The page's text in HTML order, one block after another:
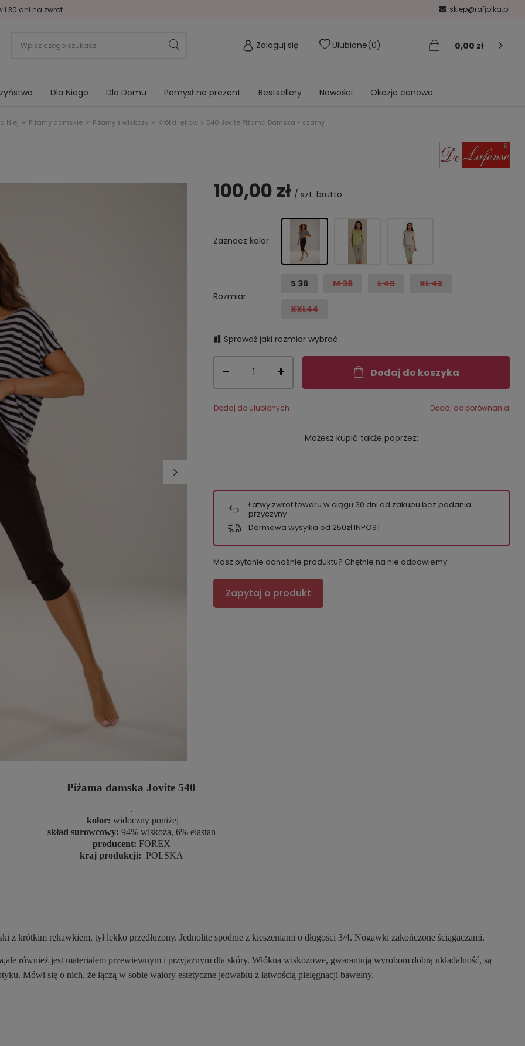
I 30 dni na zwrot sklep@rafjolka.pl
Zaloguj się Ulubione 0 0,00 zł
Dla Niego Dla Domu Pomysł na prezent Bestsellery Nowości Okazje cenowe
Niej Piżamy damskie Piżamy z wiskozy Krótki rękaw 540 Jovite Piżama Damska - czarny
100,00 zł / szt. brutto
Zaznacz kolor
Rozmiar
S 36 M 38 L 40 XL 42
XXL44
Sprawdź jaki rozmiar wybrać.
Dodaj do koszyka
Dodaj do ulubionych Dodaj do porównania
Możesz kupić także poprzez:
Łatwy zwrot towaru w ciągu 30 dni od zakupu bez podania
przyczyny
Darmowa wysyłka od 250zł INPOST
Masz pytanie odnośnie produktu? Chętnie na nie odpowiemy.
Zapytaj o produkt
Piżama damska Jovite 540
.
kolor: widoczny poniżej
skład surowcowy: 94% wiskoza, 6% elastan
producent: FOREX
kraj produkcji: POLSKA
.
.
z krótkim rękawkiem, tył lekko przedłużony. Jednolite spodnie z kieszeniami o długości 3/4. Nogawki zakończone ściągaczami.
również jest materiałem przewiewnym i przyjaznym dla skóry. Włókna wiskozowe, gwarantują wyrobom dobrą układalność, są
Mówi się o nich, że łączą w sobie walory estetyczne jedwabiu z łatwością pielęgnacji bawełny.